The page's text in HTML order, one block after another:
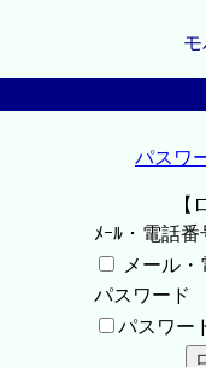
パスワ
【
ﾒｰﾙ・電話番
メール
パスワード
パスワー